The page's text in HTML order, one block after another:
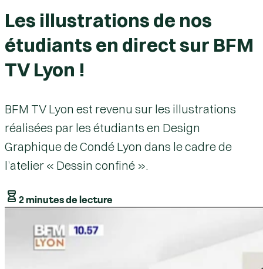
Les illustrations de nos
étudiants en direct sur BFM
TV Lyon !
BFM TV Lyon est revenu sur les illustrations
réalisées par les étudiants en Design
Graphique de Condé Lyon dans le cadre de
l’atelier « Dessin confiné ».
2 minutes de lecture